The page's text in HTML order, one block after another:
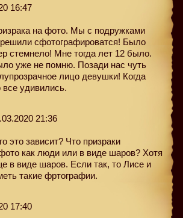
16:47
на фото. Мы с подружками
решили сфотографироватся! Было
стемнело! Мне тогда лет 12 было.
уже не помню. Позади нас чуть
лицо девушки! Когда
удивились.
21:36
это зависит? Что призраки
как люди или в виде шаров? Хотя
в виде шаров. Если так, то Лисе и
такие фртографии.
17:40